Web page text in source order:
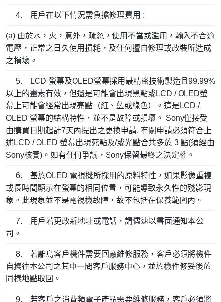
4. 用戶在以下情況需負擔修理費用 :
(a) 由於水，火，意外，疏忽，使用不當或濫用，輸入不合適
電壓，正常之日久使用損耗，及任何擅自修理或改裝所造成
之損壞。
5. LCD 螢幕及OLED螢幕採用最精密技術製造且99.99%
以上的畫素有效，但還是可能會出現黑點或LCD / OLED螢
幕上可能會經常出現亮點（紅、藍或綠色）。這是LCD /
OLED 螢幕的結構特性，並不是故障或損壞。 Sony僅接受
由購買日期起計7天內提出之更換申請, 有關申請必須符合上
述LCD / OLED 螢幕出現死點及/或光點合共多於 3 點(須經由
Sony核實)。如有任何爭議，Sony保留最終之決定權。
6. 基於OLED 電視機所採用的原料特性，如果影像重複
或長時間顯示在螢幕的相同位置，可能導致永久性的殘影現
象。此現象並不是電視機故障，故不包括在保養範圍內。
7. 用戶若更改新地址或電話，請儘速以書面通知本公
司。
8. 若離島客戶機件需要回廠維修服務，客戶必須將機件
自攜往本公司之其中一間客戶服務中心，並於機件修妥後於
同樣地點取回。
9. 若客戶之消費類電子產品需要維修服務，客戶必須將